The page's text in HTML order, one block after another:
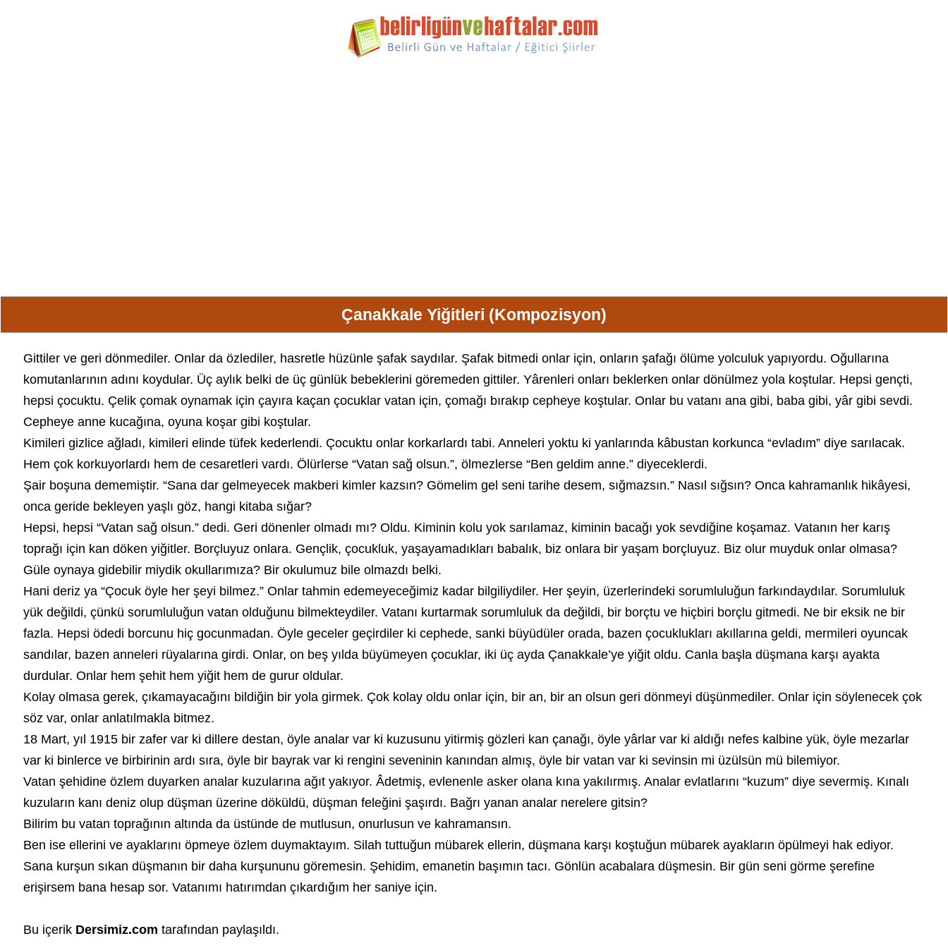
Çanakkale Yiğitleri (Kompozisyon)
Gittiler ve geri dönmediler. Onlar da özlediler, hasretle hüzünle şafak saydılar. Şafak bitmedi onlar için, onların şafağı ölüme yolculuk yapıyordu. Oğullarına
komutanlarının adını koydular. Üç aylık belki de üç günlük bebeklerini göremeden gittiler. Yârenleri onları beklerken onlar dönülmez yola koştular. Hepsi gençti,
hepsi çocuktu. Çelik çomak oynamak için çayıra kaçan çocuklar vatan için, çomağı bırakıp cepheye koştular. Onlar bu vatanı ana gibi, baba gibi, yâr gibi sevdi.
Cepheye anne kucağına, oyuna koşar gibi koştular.
Kimileri gizlice ağladı, kimileri elinde tüfek kederlendi. Çocuktu onlar korkarlardı tabi. Anneleri yoktu ki yanlarında kâbustan korkunca “evladım” diye sarılacak.
Hem çok korkuyorlardı hem de cesaretleri vardı. Ölürlerse “Vatan sağ olsun.”, ölmezlerse “Ben geldim anne.” diyeceklerdi.
Şair boşuna dememiştir. “Sana dar gelmeyecek makberi kimler kazsın? Gömelim gel seni tarihe desem, sığmazsın.” Nasıl sığsın? Onca kahramanlık hikâyesi,
onca geride bekleyen yaşlı göz, hangi kitaba sığar?
Hepsi, hepsi “Vatan sağ olsun.” dedi. Geri dönenler olmadı mı? Oldu. Kiminin kolu yok sarılamaz, kiminin bacağı yok sevdiğine koşamaz. Vatanın her karış
toprağı için kan döken yiğitler. Borçluyuz onlara. Gençlik, çocukluk, yaşayamadıkları babalık, biz onlara bir yaşam borçluyuz. Biz olur muyduk onlar olmasa?
Güle oynaya gidebilir miydik okullarımıza? Bir okulumuz bile olmazdı belki.
Hani deriz ya “Çocuk öyle her şeyi bilmez.” Onlar tahmin edemeyeceğimiz kadar bilgiliydiler. Her şeyin, üzerlerindeki sorumluluğun farkındaydılar. Sorumluluk
yük değildi, çünkü sorumluluğun vatan olduğunu bilmekteydiler. Vatanı kurtarmak sorumluluk da değildi, bir borçtu ve hiçbiri borçlu gitmedi. Ne bir eksik ne bir
fazla. Hepsi ödedi borcunu hiç gocunmadan. Öyle geceler geçirdiler ki cephede, sanki büyüdüler orada, bazen çocuklukları akıllarına geldi, mermileri oyuncak
sandılar, bazen anneleri rüyalarına girdi. Onlar, on beş yılda büyümeyen çocuklar, iki üç ayda Çanakkale’ye yiğit oldu. Canla başla düşmana karşı ayakta
durdular. Onlar hem şehit hem yiğit hem de gurur oldular.
Kolay olmasa gerek, çıkamayacağını bildiğin bir yola girmek. Çok kolay oldu onlar için, bir an, bir an olsun geri dönmeyi düşünmediler. Onlar için söylenecek çok
söz var, onlar anlatılmakla bitmez.
18 Mart, yıl 1915 bir zafervar ki dillere destan, öyle analar var ki kuzusunu yitirmiş gözleri kan çanağı, öyle yârlar var ki aldığı nefes kalbine yük, öyle mezarlar
var ki binlerce ve birbirinin ardı sıra, öyle bir bayrak var ki rengini seveninin kanından almış, öyle bir vatan var ki sevinsin mi üzülsün mü bilemiyor.
Vatan şehidine özlem duyarken analar kuzularına ağıt yakıyor. Âdetmiş, evlenenle asker olana kına yakılırmış. Analar evlatlarını “kuzum” diye severmiş. Kınalı
kuzuların kanı deniz olup düşman üzerine döküldü, düşman feleğini şaşırdı. Bağrı yanan analar nerelere gitsin?
Bilirim bu vatan toprağının altında da üstünde de mutlusun, onurlusun ve kahramansın.
Ben ise ellerini ve ayaklarını öpmeye özlem duymaktayım. Silah tuttuğun mübarek ellerin, düşmana karşı koştuğun mübarek ayakların öpülmeyi hak ediyor.
Sana kurşun sıkan düşmanın bir daha kurşununu göremesin. Şehidim, emanetin başımın tacı. Gönlün acabalara düşmesin. Bir gün seni görme şerefine
erişirsem bana hesap sor. Vatanımı hatırımdan çıkardığım her saniye için.
Bu içerik Dersimiz.com tarafından paylaşıldı.